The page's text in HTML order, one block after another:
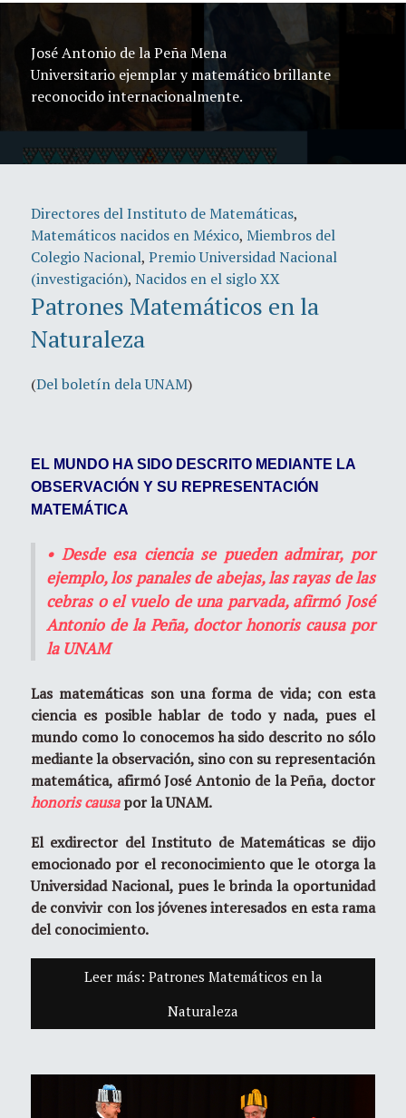
José Antonio de la Peña Mena
Universitario ejemplar y matemático brillante
reconocido internacionalmente.
Directores del Instituto de Matemáticas,
Matemáticos nacidos en México, Miembros del
Colegio Nacional, Premio Universidad Nacional
(investigación), Nacidos en el siglo XX
Patrones Matemáticos en la
Naturaleza
(Del boletín dela UNAM)
EL MUNDO HA SIDO DESCRITO MEDIANTE LA
OBSERVACIÓN Y SU REPRESENTACIÓN
MATEMÁTICA
• Desde esa ciencia se pueden admirar, por
ejemplo, los panales de abejas, las rayas de las
cebras o el vuelo de una parvada, afirmó José
Antonio de la Peña, doctor honoris causa por
la UNAM
Las matemáticas son una forma de vida; con esta
ciencia es posible hablar de todo y nada, pues el
mundo como lo conocemos ha sido descrito no sólo
mediante la observación, sino con su representación
matemática, afirmó José Antonio de la Peña, doctor
honoris causapor la UNAM.
El exdirector del Instituto de Matemáticas se dijo
emocionado por el reconocimiento que le otorga la
Universidad Nacional, pues le brinda la oportunidad
de convivir con los jóvenes interesados en esta rama
del conocimiento.
Leer más: Patrones Matemáticos en la
Naturaleza